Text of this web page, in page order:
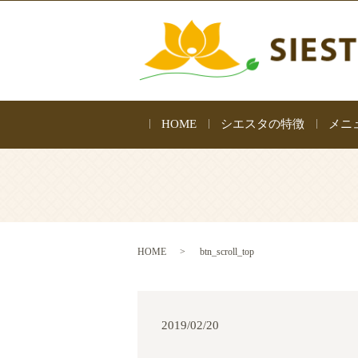
HOME シエスタの特徴 メニ
HOME btn_scroll_top
2019/02/20